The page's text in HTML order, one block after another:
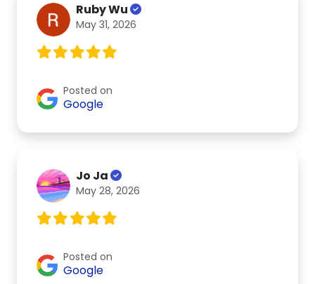
Ruby Wu
May 31, 2026
Posted on
Google
Jo Ja
May 28, 2026
Posted on
Google